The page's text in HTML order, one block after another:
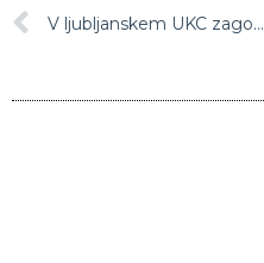
V ljubljanskem UKC zagotovili nove zmogljivosti za covidne bolnike